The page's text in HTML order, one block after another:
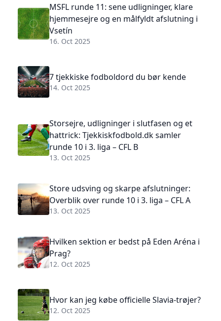
MSFL runde 11: sene udligninger, klare
hjemmesejre og en målfyldt afslutning i
Vsetín
16. Oct 2025
7 tjekkiske fodboldord du bør kende
14. Oct 2025
Storsejre, udligninger i slutfasen og et
hattrick: Tjekkiskfodbold.dk samler
runde 10 i 3. liga – CFL B
13. Oct 2025
Store udsving og skarpe afslutninger:
Overblik over runde 10 i 3. liga – CFL A
13. Oct 2025
Hvilken sektion er bedst på Eden Aréna i
Prag?
12. Oct 2025
Hvor kan jeg købe officielle Slavia-trøjer?
12. Oct 2025